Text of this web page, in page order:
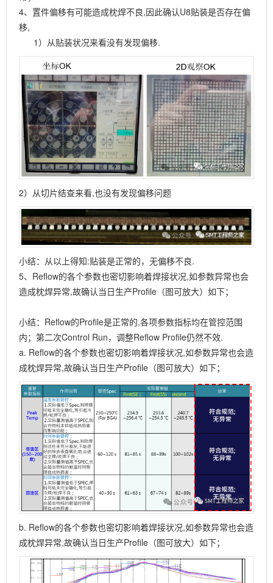
4、置件偏移有可能造成枕焊不良,因此确认U8贴装是否存在偏
移,
1）从贴装状况来看没有发现偏移.
2）从切片结查来看,也没有发现偏移问题
小结：从以上得知:贴装是正常的，无偏移不良.
5、Reflow的各个参数也密切影响着焊接状况,如参数异常也会
造成枕焊异常,故确认当日生产Profile（图可放大）如下；
小结：Reflow的Profile是正常的,各项参数指标均在管控范围
内；第二次Control Run，调整Reflow Profile仍然不效.
a. Reflow的各个参数也密切影响着焊接状况,如参数异常也会造
成枕焊异常,故确认当日生产Profile（图可放大）如下；
b. Reflow的各个参数也密切影响着焊接状况,如参数异常也会造
成枕焊异常,故确认当日生产Profile（图可放大）如下；